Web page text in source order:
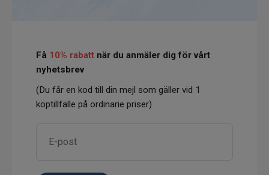
Få 10% rabatt när du anmäler dig för vårt
nyhetsbrev
(Du får en kod till din mejl som gäller vid 1
köptillfälle på ordinarie priser)